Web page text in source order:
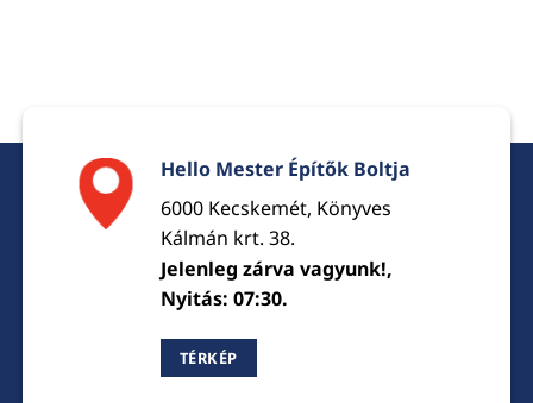
Hello Mester Építők Boltja
6000 Kecskemét, Könyves
Kálmán krt. 38.
Jelenleg zárva vagyunk!,
Nyitás: 07:30.
TÉRKÉP